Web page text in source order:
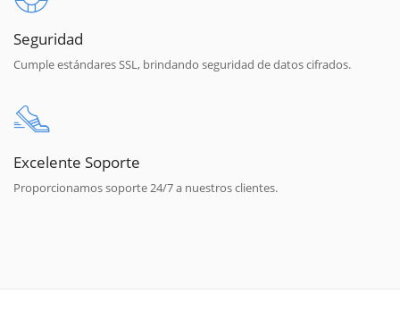
Seguridad
Cumple estándares SSL, brindando seguridad de datos cifrados.
Excelente Soporte
Proporcionamos soporte 24/7 a nuestros clientes.